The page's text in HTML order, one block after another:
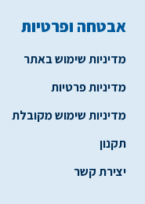
אבטחה ופרטיות
מדיניות שימוש באתר
מדיניות פרטיות
מדיניות שימוש מקובלת
תקנון
יצירת קשר